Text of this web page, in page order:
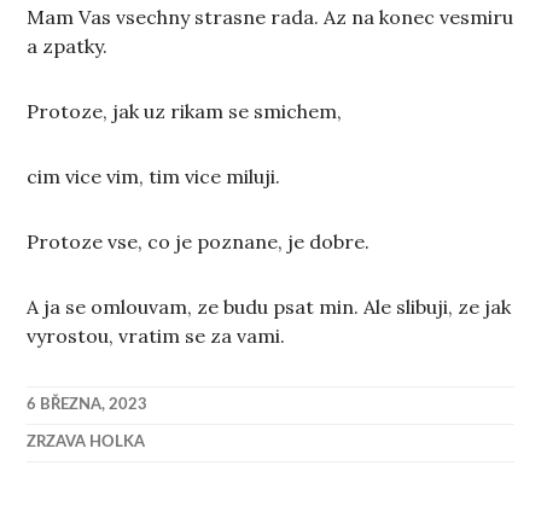
Mam Vas vsechny strasne rada. Az na konec vesmiru
a zpatky.
Protoze, jak uz rikam se smichem,
cim vice vim, tim vice miluji.
Protoze vse, co je poznane, je dobre.
A ja se omlouvam, ze budu psat min. Ale slibuji, ze jak
vyrostou, vratim se za vami.
6 BŘEZNA, 2023
ZRZAVA HOLKA